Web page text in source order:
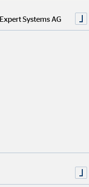
/ LinkedIn / andere)
Systems AG